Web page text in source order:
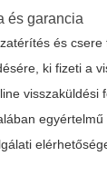
és garancia
és
ki fizeti a
visszaküldési